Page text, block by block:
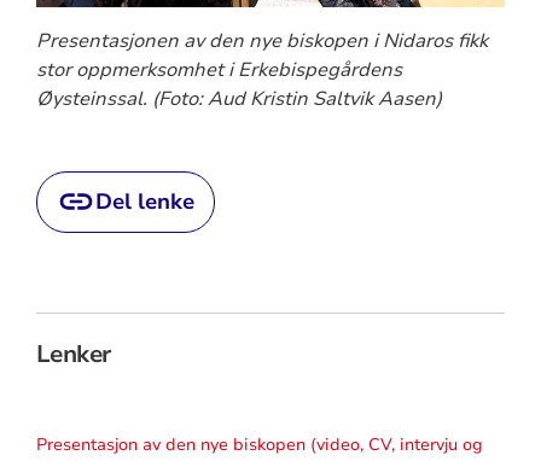
Presentasjonen av den nye biskopen i Nidaros fikk
stor oppmerksomhet i Erkebispegårdens
Øysteinssal. (Foto: Aud Kristin Saltvik Aasen)
Del lenke
Lenker
Presentasjon av den nye biskopen (video, CV, intervju og